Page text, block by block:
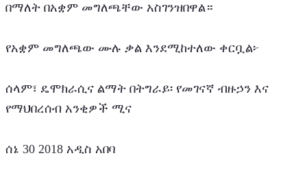
በማለት በአቋም መግለጫቸው አስገንዝበዋል።
የአቋም መግለጫው ሙሉ ቃል እንደሚከተለው ቀርቧል፦
ሰላም፣ ዴሞክራሲና ልማት በትግራይ፡ የመገናኛ ብዙኃን እና
የማህበረሰብ አንቂዎች ሚና
ሰኔ 30 2018 አዲስ አበባ